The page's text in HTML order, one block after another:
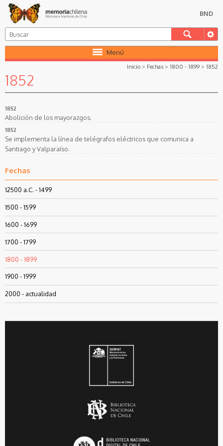
BND
Menú
Inicio > Fechas > 1800 - 1899 > 1852
1852
1852
Abolición de los mayorazgos.
1852
Se implementa la línea de telégrafos eléctricos que comunica a
Santiago y Valparaíso.
Fechas
12500 a.C. - 1499
1500 - 1599
1600 - 1699
1700 - 1799
1800 - 1899
1900 - 1999
2000 - actualidad